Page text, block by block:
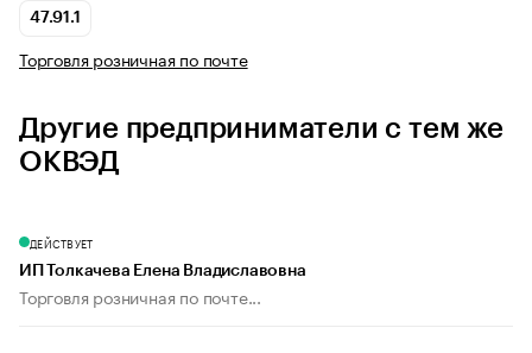
47.91.1
Торговля розничная по почте
Другие предприниматели с тем же
ОКВЭД
ДЕЙСТВУЕТ
ИП Толкачева Елена Владиславовна
Торговля розничная по почте...